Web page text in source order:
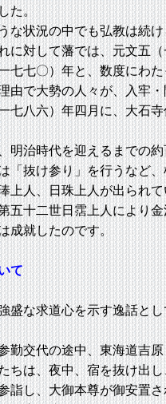
た。
状況の中でも弘教は続け
に対して藩では、元文五
七七〇）年と、数度にわ
由で大勢の人々が、入牢
七八六）年四月に、大石
治時代を迎えるまでの約
「抜け参り」を行うなど
上人、日珠上人が出られ
五十二世日霑上人により
成就したのです。
て
な求道心を示す逸話とし
交代の途中、東海道吉原
ちは、夜中、宿を抜け出
詣し、大御本尊が御安置